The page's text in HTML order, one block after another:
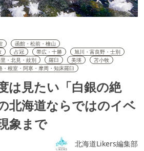
函館・松前・檜山
占冠 帯広・十勝
旭川・富良野・士別
・北見・紋別 羅臼 美瑛
苫小牧
・根室・阿寒・摩周・知床羅臼
は見たい「白銀の絶
北海道ならではのイベ
象まで
北海道Likers編集部